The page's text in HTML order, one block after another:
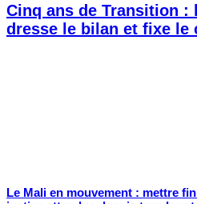
Cinq ans de Transition :
dresse le bilan et fixe le
Le Mali en mouvement : mettre